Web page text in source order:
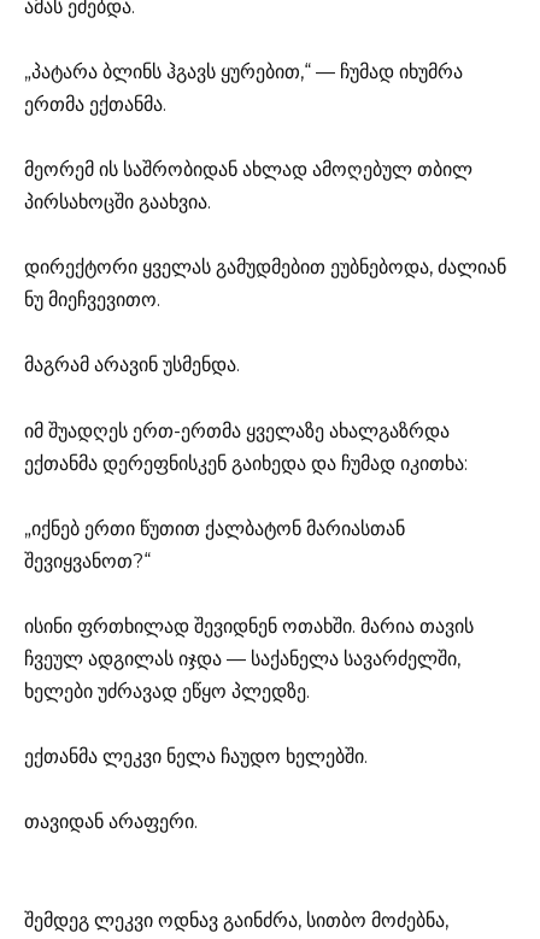
ამას ეძებდა.
„პატარა ბლინს ჰგავს ყურებით,“ — ჩუმად იხუმრა
ერთმა ექთანმა.
მეორემ ის საშრობიდან ახლად ამოღებულ თბილ
პირსახოცში გაახვია.
დირექტორი ყველას გამუდმებით ეუბნებოდა, ძალიან
ნუ მიეჩვევითო.
მაგრამ არავინ უსმენდა.
იმ შუადღეს ერთ-ერთმა ყველაზე ახალგაზრდა
ექთანმა დერეფნისკენ გაიხედა და ჩუმად იკითხა:
„იქნებ ერთი წუთით ქალბატონ მარიასთან
შევიყვანოთ?“
ისინი ფრთხილად შევიდნენ ოთახში. მარია თავის
ჩვეულ ადგილას იჯდა — საქანელა სავარძელში,
ხელები უძრავად ეწყო პლედზე.
ექთანმა ლეკვი ნელა ჩაუდო ხელებში.
თავიდან არაფერი.
შემდეგ ლეკვი ოდნავ გაინძრა, სითბო მოძებნა,